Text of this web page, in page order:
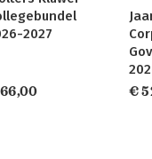
2027
€